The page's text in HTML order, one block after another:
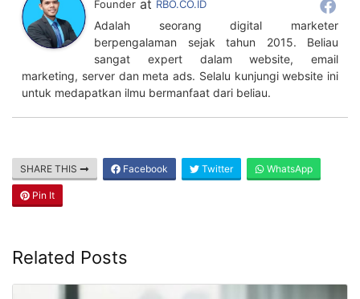
Founder at RBO.CO.ID
Adalah seorang digital marketer
berpengalaman sejak tahun 2015. Beliau
sangat expert dalam website, email
marketing, server dan meta ads. Selalu kunjungi website ini
untuk medapatkan ilmu bermanfaat dari beliau.
SHARE THIS Facebook Twitter WhatsApp
Pin It
Related Posts